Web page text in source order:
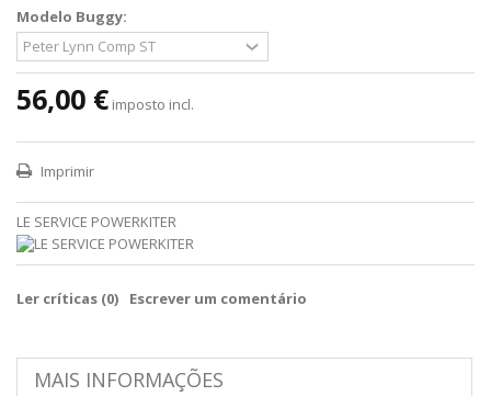
Modelo Buggy:
56,00 € imposto incl.
Imprimir
LE SERVICE POWERKITER
Ler críticas (0) Escrever um comentário
MAIS INFORMAÇÕES